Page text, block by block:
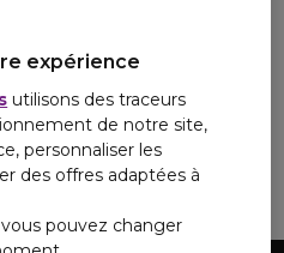
expérience
utilisons des traceurs
de notre site,
personnaliser les
des offres adaptées à
vous pouvez changer